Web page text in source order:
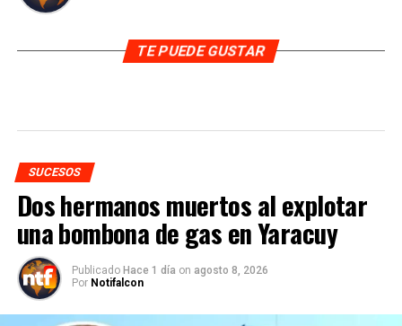
TE PUEDE GUSTAR
SUCESOS
Dos hermanos muertos al explotar
una bombona de gas en Yaracuy
Publicado Hace 1 día on agosto 8, 2026
Por Notifalcon